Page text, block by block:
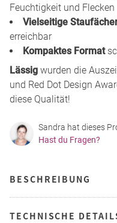
Feuchtigkeit und Flecken
Vielseitige
erreichbar
Kompaktes Format
Lässig wurden die
und Red Dot Design
diese Qualität!
Sandra hat dieses
Hast du Fragen?
BESCHREIBUNG
TECHNISCHE